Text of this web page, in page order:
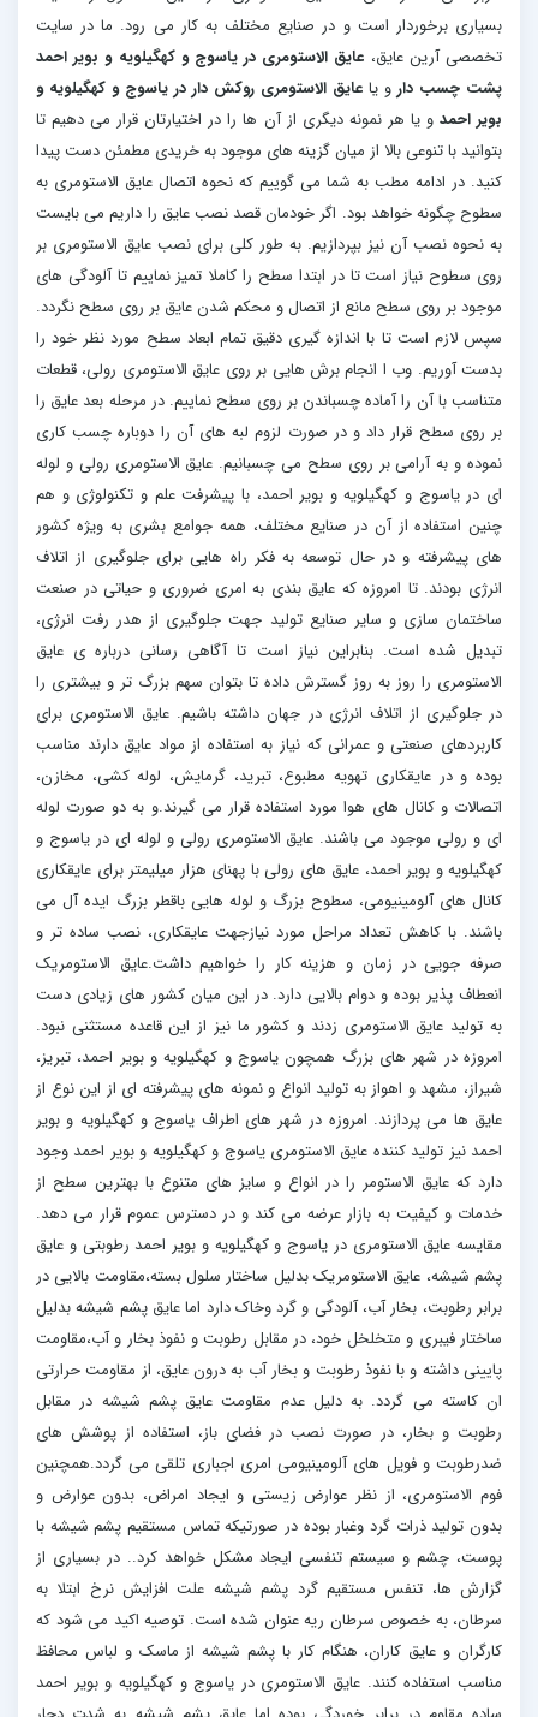
بسیاری برخوردار است و در صنایع مختلف به کار می رود. ما در سایت
تخصصی آرین عایق، عایق الاستومری در یاسوج و کهگیلویه و بویر احمد
پشت چسب دار و یا عایق الاستومری روکش دار در یاسوج و کهگیلویه و
بویر احمد و یا هر نمونه دیگری از آن ها را در اختیارتان قرار می دهیم تا
بتوانید با تنوعی بالا از میان گزینه های موجود به خریدی مطمئن دست پیدا
کنید. در ادامه مطب به شما می گوییم که نحوه اتصال عایق الاستومری به
سطوح چگونه خواهد بود. اگر خودمان قصد نصب عایق را داریم می بایست
به نحوه نصب آن نیز بپردازیم. به طور کلی برای نصب عایق الاستومری بر
روی سطوح نیاز است تا در ابتدا سطح را کاملا تمیز نماییم تا آلودگی های
موجود بر روی سطح مانع از اتصال و محکم شدن عایق بر روی سطح نگردد.
سپس لازم است تا با اندازه گیری دقیق تمام ابعاد سطح مورد نظر خود را
بدست آوریم. وب ا انجام برش هایی بر روی عایق الاستومری رولی، قطعات
متناسب با آن را آماده چسباندن بر روی سطح نماییم. در مرحله بعد عایق را
بر روی سطح قرار داد و در صورت لزوم لبه های آن را دوباره چسب کاری
نموده و به آرامی بر روی سطح می چسبانیم. عایق الاستومری رولی و لوله
ای در یاسوج و کهگیلویه و بویر احمد، با پیشرفت علم و تکنولوژی و هم
چنین استفاده از آن در صنایع مختلف، همه جوامع بشری به ویژه کشور
های پیشرفته و در حال توسعه به فکر راه هایی برای جلوگیری از اتلاف
انرژی بودند. تا امروزه که عایق بندی به امری ضروری و حیاتی در صنعت
ساختمان سازی و سایر صنایع تولید جهت جلوگیری از هدر رفت انرژی،
تبدیل شده است. بنابراین نیاز است تا آگاهی رسانی درباره ی عایق
الاستومری را روز به روز گسترش داده تا بتوان سهم بزرگ تر و بیشتری را
در جلوگیری از اتلاف انرژی در جهان داشته باشیم. عایق الاستومری برای
کاربردهای صنعتی و عمرانی که نیاز به استفاده از مواد عایق دارند مناسب
بوده و در عایقکاری تهویه مطبوع، تبرید، گرمایش، لوله کشی، مخازن،
اتصالات و کانال های هوا مورد استفاده قرار می گیرند.و به دو صورت لوله
ای و رولی موجود می باشند. عایق الاستومری رولی و لوله ای در یاسوج و
کهگیلویه و بویر احمد، عایق های رولی با پهنای هزار میلیمتر برای عایقکاری
کانال های آلومینیومی، سطوح بزرگ و لوله هایی باقطر بزرگ ایده آل می
باشند. با کاهش تعداد مراحل مورد نیازجهت عایقکاری، نصب ساده تر و
صرفه جویی در زمان و هزینه کار را خواهیم داشت.عایق الاستومریک
انعطاف پذیر بوده و دوام بالایی دارد. در این میان کشور های زیادی دست
به تولید عایق الاستومری زدند و کشور ما نیز از این قاعده مستثنی نبود.
امروزه در شهر های بزرگ همچون یاسوج و کهگیلویه و بویر احمد، تبریز،
شیراز، مشهد و اهواز به تولید انواع و نمونه های پیشرفته ای از این نوع از
عایق ها می پردازند. امروزه در شهر های اطراف یاسوج و کهگیلویه و بویر
احمد نیز تولید کننده عایق الاستومری یاسوج و کهگیلویه و بویر احمد وجود
دارد که عایق الاستومر را در انواع و سایز های متنوع با بهترین سطح از
خدمات و کیفیت به بازار عرضه می کند و در دسترس عموم قرار می دهد.
مقایسه عایق الاستومری در یاسوج و کهگیلویه و بویر احمد رطوبتی و عایق
پشم شیشه، عایق الاستومریک بدلیل ساختار سلول بسته،مقاومت بالایی در
برابر رطوبت، بخار آب، آلودگی و گرد وخاک دارد اما عایق پشم شیشه بدلیل
ساختار فیبری و متخلخل خود، در مقابل رطوبت و نفوذ بخار و آب،مقاومت
پایینی داشته و با نفوذ رطوبت و بخار آب به درون عایق، از مقاومت حرارتی
ان کاسته می گردد. به دلیل عدم مقاومت عایق پشم شیشه در مقابل
رطوبت و بخار، در صورت نصب در فضای باز، استفاده از پوشش های
ضدرطوبت و فویل های آلومینیومی امری اجباری تلقی می گردد.همچنین
فوم الاستومری، از نظر عوارض زیستی و ایجاد امراض، بدون عوارض و
بدون تولید ذرات گرد وغبار بوده در صورتیکه تماس مستقیم پشم شیشه با
پوست، چشم و سیستم تنفسی ایجاد مشکل خواهد کرد.. در بسیاری از
گزارش ها، تنفس مستقیم گرد پشم شیشه علت افزایش نرخ ابتلا به
سرطان، به خصوص سرطان ریه عنوان شده است. توصیه اکید می شود که
کارگران و عایق کاران، هنگام کار با پشم شیشه از ماسک و لباس محافظ
مناسب استفاده کنند. عایق الاستومری در یاسوج و کهگیلویه و بویر احمد